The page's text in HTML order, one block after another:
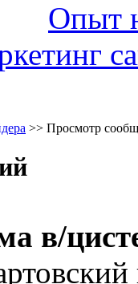
Опыт
>> Просмотр
в/